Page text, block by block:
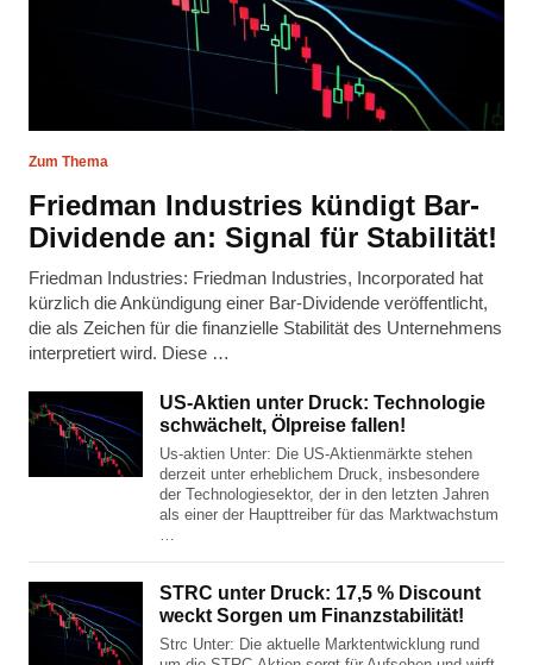
Zum Thema
Friedman Industries kündigt Bar-
Dividende an: Signal für Stabilität!
Friedman Industries: Friedman Industries, Incorporated hat
kürzlich die Ankündigung einer Bar-Dividende veröffentlicht,
die als Zeichen für die finanzielle Stabilität des Unternehmens
interpretiert wird. Diese …
US-Aktien unter Druck: Technologie
schwächelt, Ölpreise fallen!
Us-aktien Unter: Die US-Aktienmärkte stehen
derzeit unter erheblichem Druck, insbesondere
der Technologiesektor, der in den letzten Jahren
als einer der Haupttreiber für das Marktwachstum
STRC unter Druck: 17,5 % Discount
weckt Sorgen um Finanzstabilität!
Strc Unter: Die aktuelle Marktentwicklung rund